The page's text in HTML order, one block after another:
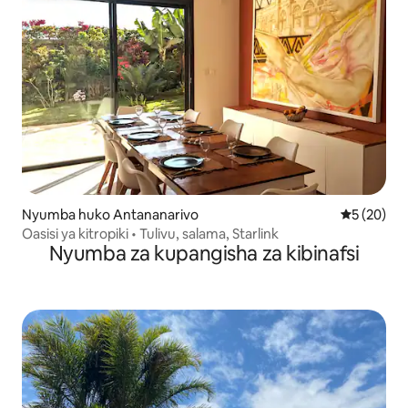
Nyumba huko Antananarivo Ukadiriaji
5 (20)
Oasisi ya kitropiki • Tulivu, salama, Starlink
Nyumba za kupangisha za kibinafsi